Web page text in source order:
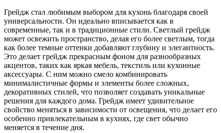
Грейдж стал любимым выбором для кухонь благодаря своей
универсальности. Он идеально вписывается как в
современные, так и в традиционные стили. Светлый грейдж
может освежить пространство, делая его более светлым, тогда
как более темные оттенки добавляют глубину и элегантность.
Это делает грейдж прекрасным фоном для разнообразных
акцентов, таких как яркая мебель, текстиль или кухонные
аксессуары. С ним можно смело комбинировать
минималистичные формы и элементы более сложных,
декоративных стилей, что позволяет создавать уникальные
решения для каждого дома. Грейдж имеет удивительное
свойство меняться в зависимости от освещения, что делает его
особенно привлекательным в кухнях, где свет обычно
меняется в течение дня.